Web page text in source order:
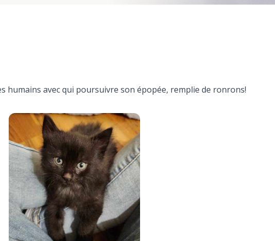
humains avec qui poursuivre son épopée, remplie de ronrons!